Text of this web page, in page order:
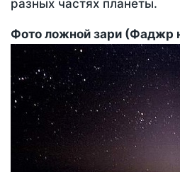
разных частях планеты.
Фото ложной зари (Фаджр